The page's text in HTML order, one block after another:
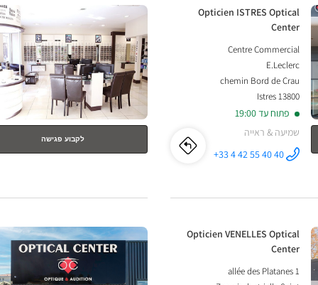
PROVENCE
Optical
Center
חנות:
Opticien ISTRES Optical
Center
Centre Commercial
E.Leclerc
chemin Bord de Crau
13800 Istres
פתוח עד 19:00
שמיעה & ראייה
התקשר לחנות
Center ב
+33 4 42 55 40 40 לו"ז
לחנות
Optical
Center
לחץ
ENTER
למידע
נוסף
לקבוע פגישה
חנות:
Opticien VENELLES Optical
Center
1 allée des Platanes
לחץ
ENTER
נוסף